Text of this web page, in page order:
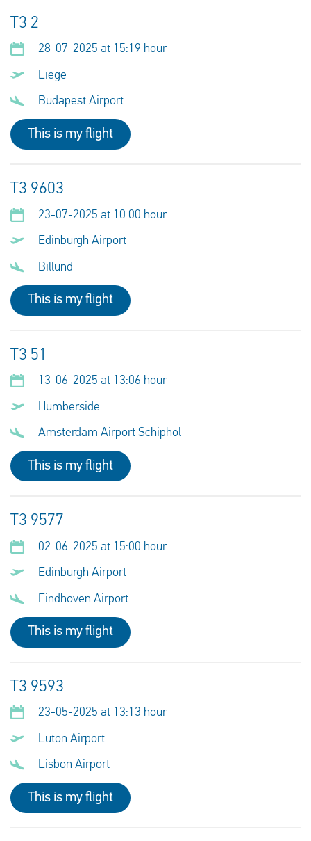
T3 2
28-07-2025 at 15:19 hour
Liege
Budapest Airport
This is my flight
T3 9603
23-07-2025 at 10:00 hour
Edinburgh Airport
Billund
This is my flight
T3 51
13-06-2025 at 13:06 hour
Humberside
Amsterdam Airport Schiphol
This is my flight
T3 9577
02-06-2025 at 15:00 hour
Edinburgh Airport
Eindhoven Airport
This is my flight
T3 9593
23-05-2025 at 13:13 hour
Luton Airport
Lisbon Airport
This is my flight